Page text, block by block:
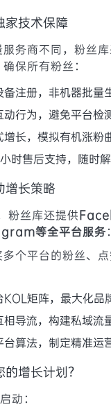
家技术保障
务商不同，粉丝库
确保所有粉丝：
备注册，非机器批量
动行为，避免平台检
增长，模拟有机涨粉
时售后支持，随时
增长策略
粉丝库还提供
等全平台服务：
个平台的粉丝、
KOL矩阵，最大化品
相导流，构建私域流
台算法，制定精准运
增长计划？
动：